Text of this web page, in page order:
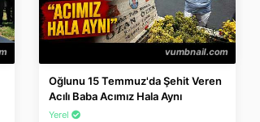
Oğlunu 15 Temmuz'da Şehit Veren
Acılı Baba Acımız Hala Aynı
Yerel